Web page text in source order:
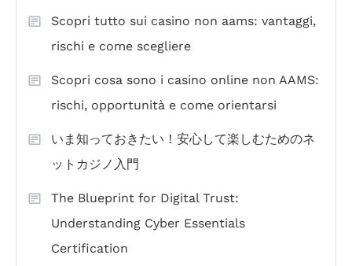
Scopri tutto sui casino non aams: vantaggi,
rischi e come scegliere
Scopri cosa sono i casino online non AAMS:
rischi, opportunità e come orientarsi
いま知っておきたい！安心して楽しむためのネ
ットカジノ入門
The Blueprint for Digital Trust:
Understanding Cyber Essentials
Certification